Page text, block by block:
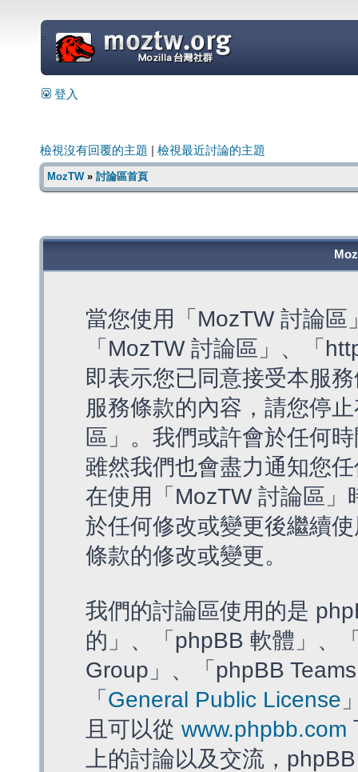
=
登入
檢視沒有回覆的主題 檢視最近討論的主題
MozTW» 討論區首頁
當您使用「MozTW 討論
「MozTW 討論區」、「
即表示您已同意接受本服
服務條款的內容，請您停
區」。我們或許會於任何
雖然我們也會盡力通知您
在使用「MozTW 討論區
於任何修改或變更後繼續
條款的修改或變更。
我們的討論區使用的是
的」、「phpBB 軟體」、
Group」、「phpBB
「 General Public License
且可以從 www.phpbb.com
上的討論以及交流，